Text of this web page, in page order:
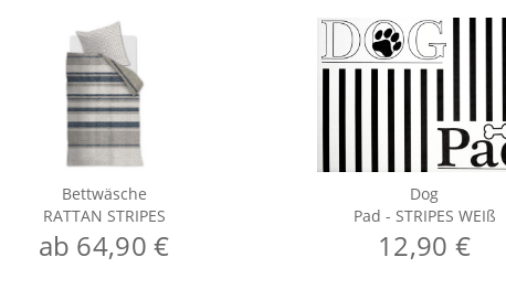
Bettwäsche
RATTAN STRIPES
ab 64,90 €
Dog
Pad - STRIPES WEIß
12,90 €